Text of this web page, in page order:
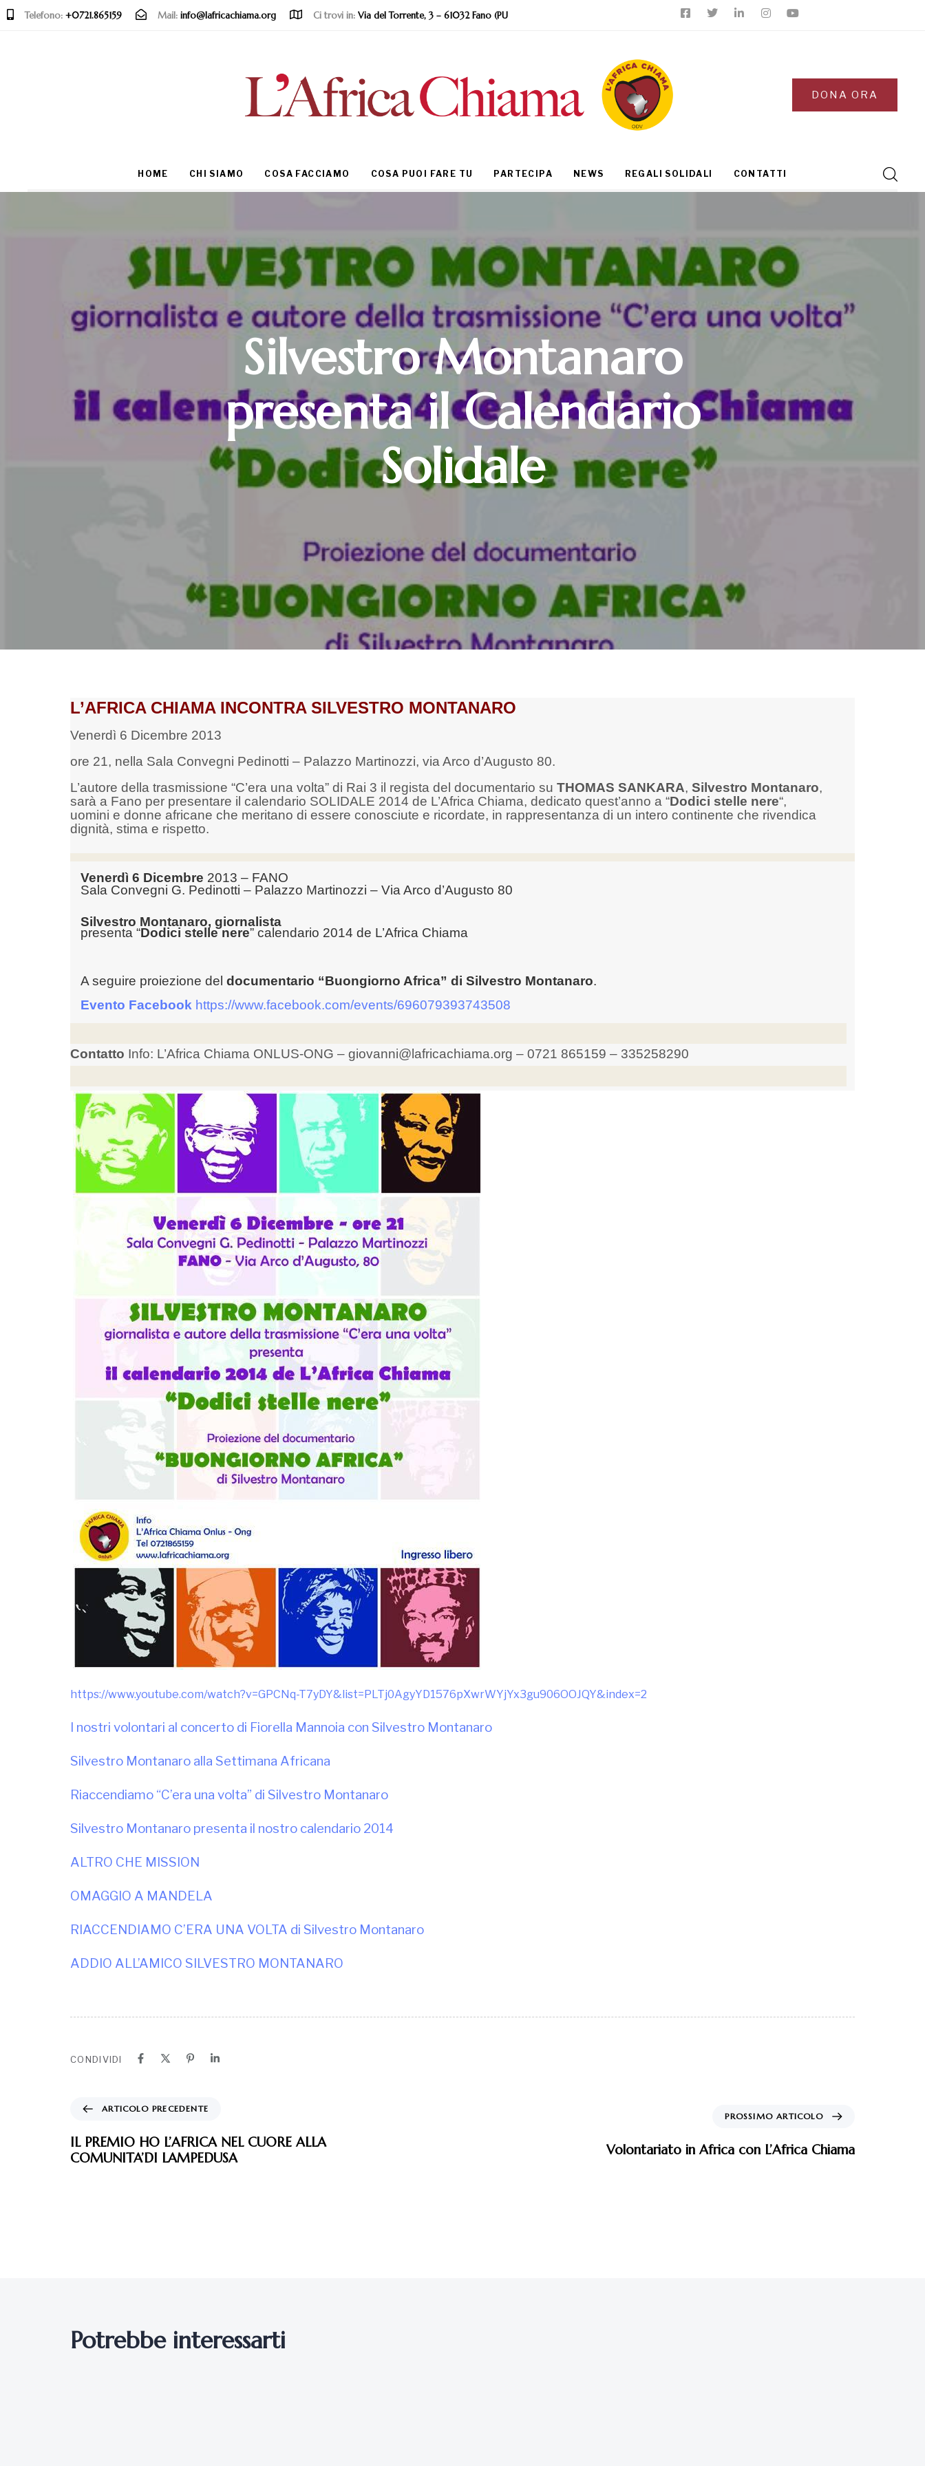
Telefono: +0721.865159 Mail: info@lafricachiama.org Ci trovi in: Via del Torrente, 3 – 61032 Fano (PU
DONA ORA
HOME CHI SIAMO COSA FACCIAMO COSA PUOI FARE TU PARTECIPA NEWS REGALI SOLIDALI CONTATTI
Silvestro Montanaro
presenta il Calendario
Solidale
L’AFRICA CHIAMA INCONTRA SILVESTRO MONTANARO
Venerdì 6 Dicembre 2013
ore 21, nella Sala Convegni Pedinotti – Palazzo Martinozzi, via Arco d’Augusto 80.
L’autore della trasmissione “C’era una volta” di Rai 3 il regista del documentario su THOMAS SANKARA, Silvestro Montanaro,
sarà a Fano per presentare il calendario SOLIDALE 2014 de L’Africa Chiama, dedicato quest’anno a “Dodici stelle nere“,
uomini e donne africane che meritano di essere conosciute e ricordate, in rappresentanza di un intero continente che rivendica
dignità, stima e rispetto.
Venerdì 6 Dicembre 2013 – FANO
Sala Convegni G. Pedinotti – Palazzo Martinozzi – Via Arco d’Augusto 80
Silvestro Montanaro, giornalista
presenta “Dodici stelle nere” calendario 2014 de L’Africa Chiama
A seguire proiezione del documentario “Buongiorno Africa” di Silvestro Montanaro.
Evento Facebook https://www.facebook.com/events/696079393743508
Contatto Info: L’Africa Chiama ONLUS-ONG – giovanni@lafricachiama.org – 0721 865159 – 335258290
https://www.youtube.com/watch?v=GPCNq-T7yDY&list=PLTj0AgyYD1576pXwrWYjYx3gu906OOJQY&index=2
I nostri volontari al concerto di Fiorella Mannoia con Silvestro Montanaro
Silvestro Montanaro alla Settimana Africana
Riaccendiamo “C’era una volta” di Silvestro Montanaro
Silvestro Montanaro presenta il nostro calendario 2014
ALTRO CHE MISSION
OMAGGIO A MANDELA
RIACCENDIAMO C’ERA UNA VOLTA di Silvestro Montanaro
ADDIO ALL’AMICO SILVESTRO MONTANARO
CONDIVIDI
ARTICOLO PRECEDENTE
IL PREMIO HO L’AFRICA NEL CUORE ALLA
COMUNITA’DI LAMPEDUSA
PROSSIMO ARTICOLO
Volontariato in Africa con L’Africa Chiama
Potrebbe interessarti